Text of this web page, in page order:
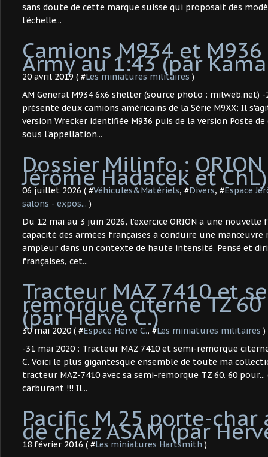
sans doute de cette marque suisse qui proposait des
l'échelle...
Camions M934 et M936
Army au 1:43 (par
20 avril 2019 ( #Les miniatures militaires )
AM General M934 6x6 shelter (source photo : milweb.net) -
présente deux camions américains de la Série M9XX; Il
version Wrecker identifiée M936 puis de la version Poste
sous l'appellation...
Dossier Milinfo :
Jérôme Hadacek et ChL)
06 juillet 2026 ( #Véhicules&Matériels, #Divers, #Espace
salons - expos... )
Du 12 mai au 3 juin 2026, l’exercice ORION a une
capacité des armées françaises à conduire une
ampleur dans un contexte de haute intensité. Pensé et
françaises, cet...
Tracteur MAZ 7410 et
remorque citerne TZ
(par Hervé C.)
30 mai 2020 ( #Espace Herve C., #Les miniatures militaires )
-31 mai 2020 : Tracteur MAZ 7410 et semi-remorque
C. Voici le plus gigantesque ensemble de toute ma
tracteur MAZ-7410 avec sa semi-remorque TZ 60. 60
carburant !!! Il...
Pacific M 25 porte-char
de chez ASAM (par
18 février 2016 ( #Les miniatures Hartsmith )